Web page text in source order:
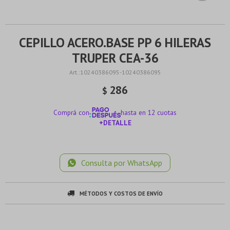
CEPILLO ACERO.BASE PP 6 HILERAS
TRUPER CEA-36
10240386095-10240386095
$ 286
Comprá con
hasta en 12 cuotas
+DETALLE
Consulta por WhatsApp
MÉTODOS Y COSTOS DE ENVÍO